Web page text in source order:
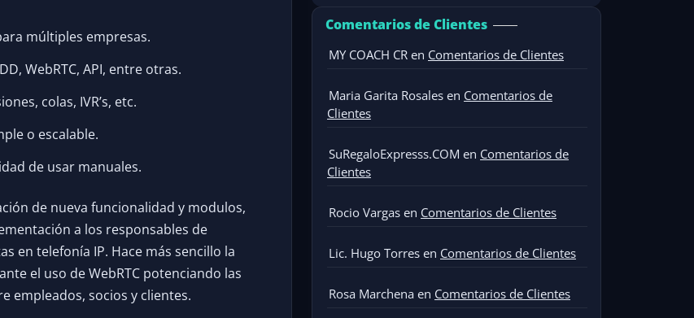
múltiples empresas.
WebRTC, API, entre otras.
colas, IVR’s, etc.
o escalable.
de usar manuales.
de nueva funcionalidad y modulos,
a los responsables de
en telefonía IP. Hace más sencillo la
el uso de WebRTC potenciando las
empleados, socios y clientes.
Comentarios de Clientes
MY COACH CR en Comentarios de Clientes
Maria Garita Rosales en Comentarios de
Clientes
SuRegaloExpresss.COM en Comentarios de
Clientes
Rocio Vargas en Comentarios de Clientes
Lic. Hugo Torres en Comentarios de Clientes
Rosa Marchena en Comentarios de Clientes